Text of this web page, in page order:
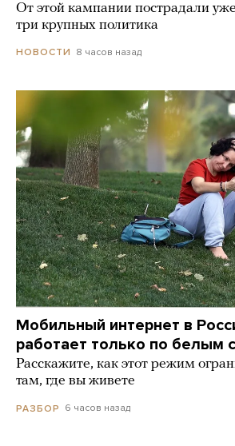
От этой кампании пострадали
три крупных политика
НОВОСТИ 8 часов назад
Мобильный интернет в
работает только по белым
Расскажите, как этот режим
там, где вы живете
РАЗБОР 6 часов назад